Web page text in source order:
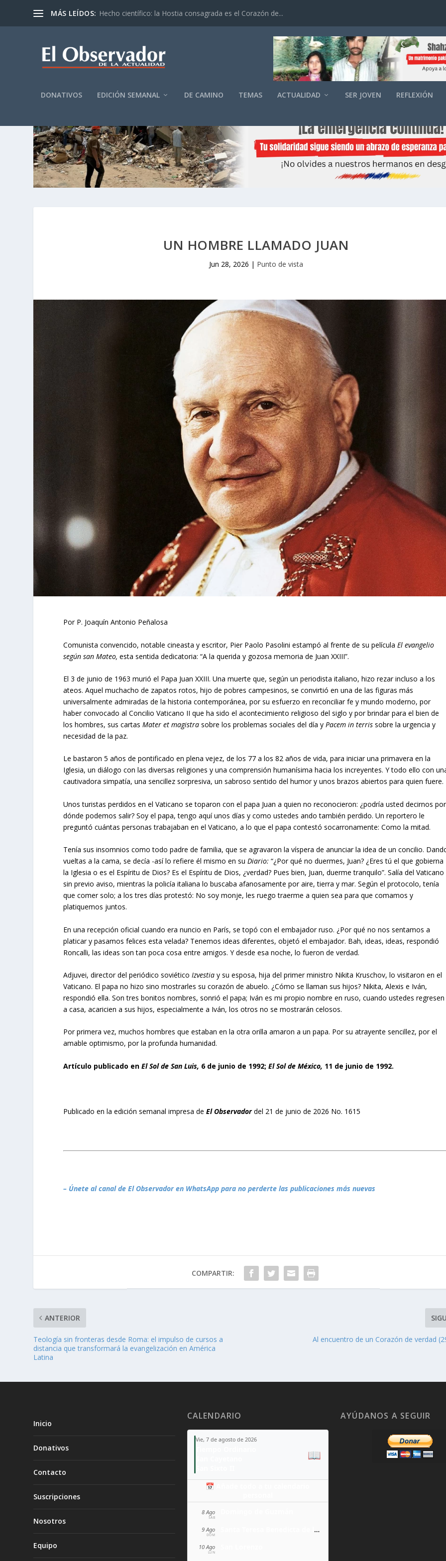
MÁS LEÍDOS: Hecho científico: la Hostia consagrada es el Corazón de...
DONATIVOS EDICIÓN SEMANAL DE CAMINO TEMAS ACTUALIDAD SER JOVEN REFLEXIÓN
UN HOMBRE LLAMADO JUAN
Jun 28, 2026 | Punto de vista
Por P. Joaquín Antonio Peñalosa
Comunista convencido, notable cineasta y escritor, Pier Paolo Pasolini estampó al frente de su película El evangelio
según san Mateo, esta sentida dedicatoria: “A la querida y gozosa memoria de Juan XXIII”.
El 3 de junio de 1963 murió el Papa Juan XXIII. Una muerte que, según un periodista italiano, hizo rezar incluso a los
ateos. Aquel muchacho de zapatos rotos, hijo de pobres campesinos, se convirtió en una de las figuras más
universalmente admiradas de la historia contemporánea, por su esfuerzo en reconciliar fe y mundo moderno, por
haber convocado al Concilio Vaticano II que ha sido el acontecimiento religioso del siglo y por brindar para el bien de
los hombres, sus cartasMater et magistra sobre los problemas sociales del día y Pacem in terris sobre la urgencia y
necesidad de la paz.
Le bastaron 5 años de pontificado en plena vejez, de los 77 a los 82 años de vida, para iniciar una primavera en la
Iglesia, un diálogo con las diversas religiones y una comprensión humanísima hacia los increyentes. Y todo ello con
cautivadora simpatía, una sencillez sorpresiva, un sabroso sentido del humor y unos brazos abiertos para quien fuere.
Unos turistas perdidos en el Vaticano se toparon con el papa Juan a quien no reconocieron: ¿podría usted decirnos por
dónde podemos salir? Soy el papa, tengo aquí unos días y como ustedes ando también perdido. Un reportero le
preguntó cuántas personas trabajaban en el Vaticano, a lo que el papa contestó socarronamente: Como la mitad.
Tenía sus insomnios como todo padre de familia, que se agravaron la víspera de anunciar la idea de un concilio.
vueltas a la cama, se decía -así lo refiere él mismo en suDiario: “¿Por qué no duermes, Juan? ¿Eres tú el que gobierna
la Iglesia o es el Espíritu de Dios? Es el Espíritu de Dios, ¿verdad? Pues bien, Juan, duerme tranquilo”. Salía del Vaticano
sin previo aviso, mientras la policía italiana lo buscaba afanosamente por aire, tierra y mar. Según el protocolo, tenía
que comer solo; a los tres días protestó: No soy monje, les ruego traerme a quien sea para que comamos y
platiquemos juntos.
En una recepción oficial cuando era nuncio en París, se topó con el embajador ruso. ¿Por qué no nos sentamos a
platicar y pasamos felices esta velada? Tenemos ideas diferentes, objetó el embajador. Bah, ideas, ideas, respondió
Roncalli, las ideas son tan poca cosa entre amigos. Y desde esa noche, lo fueron de verdad.
Adjuvei, director del periódico soviéticoIzvestia y su esposa, hija del primer ministro Nikita Kruschov, lo visitaron en el
Vaticano. El papa no hizo sino mostrarles su corazón de abuelo. ¿Cómo se llaman sus hijos? Nikita, Alexis e Iván,
respondió ella. Son tres bonitos nombres, sonrió el papa; Iván es mi propio nombre en ruso, cuando ustedes regresen
a casa, acaricien a sus hijos, especialmente a Iván, los otros no se mostrarán celosos.
Por primera vez, muchos hombres que estaban en la otra orilla amaron a un papa. Por su atrayente sencillez, por el
amable optimismo, por la profunda humanidad.
Artículo publicado enEl Sol de San Luis, 6 de junio de 1992; El Sol de México, 11 de junio de 1992.
Publicado en la edición semanal impresa deEl Observadordel 21 de junio de 2026 No. 1615
– Únete al canal de El Observador en WhatsApp para no perderte las publicaciones más nuevas
COMPARTIR:
ANTERIOR
Teología sin fronteras desde Roma: el impulso de cursos a
distancia que transformará la evangelización en América
Latina
Al encuentro de un Corazón de verdad
Inicio
Donativos
Contacto
Suscripciones
Nosotros
Equipo
CALENDARIO
Vie, 7 de agosto de 2026
📖
📅 Añade todo a tu calendario
8 Ago
SÁB
9 Ago
DOM
Santa Teresa Benedicta de la Cruz
10 Ago
LUN
AYÚDANOS A SEGUIR